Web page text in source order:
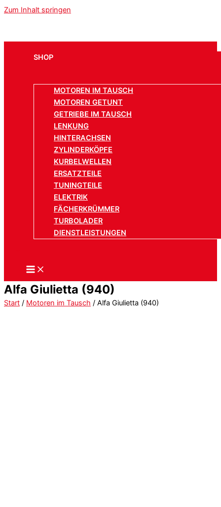
Zum Inhalt springen
SHOP
MOTOREN IM TAUSCH
MOTOREN GETUNT
GETRIEBE IM TAUSCH
LENKUNG
HINTERACHSEN
ZYLINDERKÖPFE
KURBELWELLEN
ERSATZTEILE
TUNINGTEILE
ELEKTRIK
FÄCHERKRÜMMER
TURBOLADER
DIENSTLEISTUNGEN
Alfa Giulietta (940)
Start / Motoren im Tausch / Alfa Giulietta (940)